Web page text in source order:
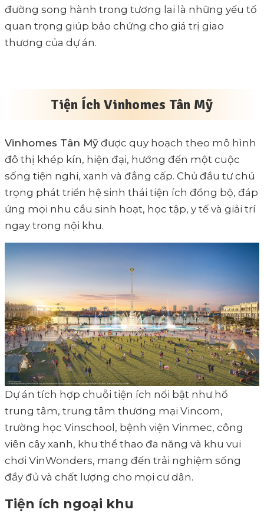
đường song hành trong tương lai là những yếu tố
quan trọng giúp bảo chứng cho giá trị giao
thương của dự án.
Tiện Ích Vinhomes Tân Mỹ
Vinhomes Tân Mỹ được quy hoạch theo mô hình
đô thị khép kín, hiện đại, hướng đến một cuộc
sống tiện nghi, xanh và đẳng cấp. Chủ đầu tư chú
trọng phát triển hệ sinh thái tiện ích đồng bộ, đáp
ứng mọi nhu cầu sinh hoạt, học tập, y tế và giải trí
ngay trong nội khu.
Dự án tích hợp chuỗi tiện ích nổi bật như hồ
trung tâm, trung tâm thương mại Vincom,
trường học Vinschool, bệnh viện Vinmec, công
viên cây xanh, khu thể thao đa năng và khu vui
chơi VinWonders, mang đến trải nghiệm sống
đầy đủ và chất lượng cho mọi cư dân.
Tiện ích ngoại khu